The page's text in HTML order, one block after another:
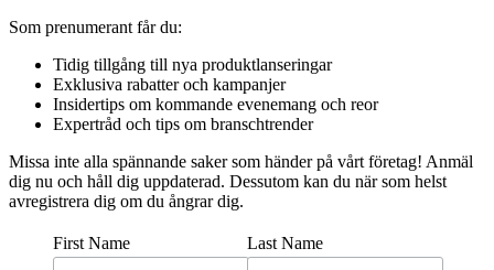
Som prenumerant får du:
Tidig tillgång till nya produktlanseringar
Exklusiva rabatter och kampanjer
Insidertips om kommande evenemang och reor
Expertråd och tips om branschtrender
Missa inte alla spännande saker som händer på vårt företag! Anmäl
dig nu och håll dig uppdaterad. Dessutom kan du när som helst
avregistrera dig om du ångrar dig.
First Name Last Name